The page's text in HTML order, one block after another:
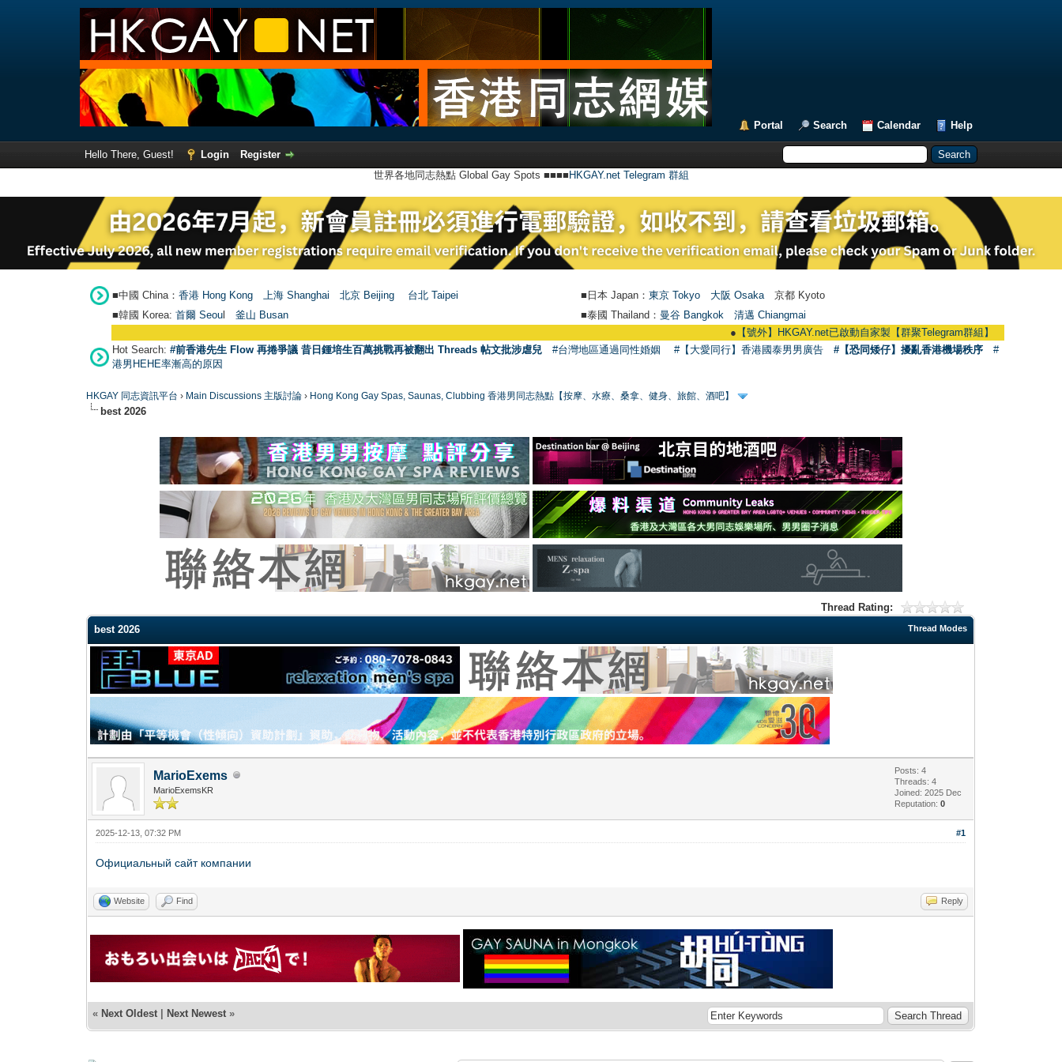
Portal Search Calendar Help
Hello There, Guest! Login
Register
世界各地同志熱點 Global Gay Spots ■■■■ HKGAY.net Telegram 群組
■中國 China： 香港 Hong Kong 上海 Shanghai 北京 Beijing 台北 Taipei ■日本 Japan： 東京 Tokyo 大阪 Osaka 京都 Kyoto
■韓國 Korea: 首爾 Seou 釜山 Busan ■泰國 Thailand： 曼谷 Bangkok
清邁 Chiangmai
【號外】HKGAY.net已啟動自家製【群聚Telegram群組】 HKGAY.net has
Hot Search: #前香港先生 Flow 再捲爭議 昔日鍾培生百萬挑戰再被翻出 Threads 帖文批涉虐兒 #台灣地區通過同性婚姻 #【大愛同行】香港國泰男男廣告 #【恐同矮仔】擾亂香港機場秩序
#
港男HEHE率漸高的原因
HKGAY 同志資訊平台 › Main Discussions 主版討論 › Hong Kong Gay Spas, Saunas, Clubbing 香港男同志熱點【按摩、水療、桑拿、健身、旅館、酒吧】
best 2026
Thread Rating:
Thread Modes
best 2026
MarioExems
MarioExemsKR
Posts: 4
Threads: 4
Joined: 2025 Dec
Reputation:0
#1
2025-12-13, 07:32 PM
Официальный сайт компании
Website Find Reply
« Next Oldest | Next Newest »